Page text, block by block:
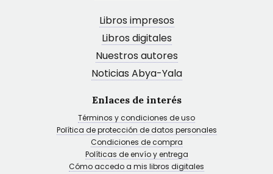
Libros impresos
Libros digitales
Nuestros autores
Noticias Abya-Yala
Enlaces de interés
Términos y condiciones de uso
Política de protección de datos personales
Condiciones de compra
Políticas de envío y entrega
Cómo accedo a mis libros digitales